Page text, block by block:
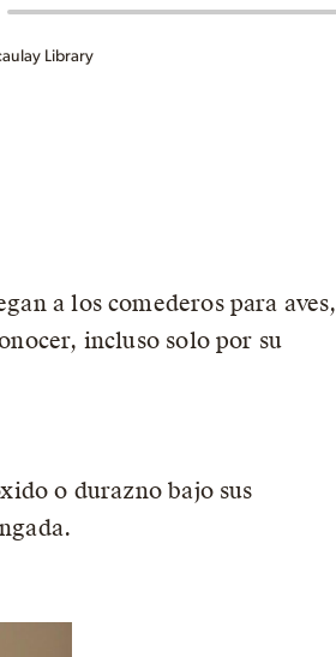
Library
a los comederos para aves,
incluso solo por su
o durazno bajo sus